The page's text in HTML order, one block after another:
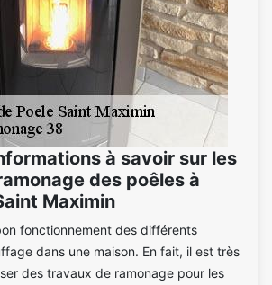
à savoir sur les
des poêles à
Maximin
fonctionnement des différents
dans une maison. En fait, il est très
des travaux de ramonage pour les